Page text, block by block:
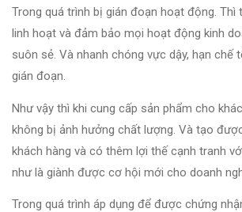
Trong quá trình bị gián đoạn hoạt động.
linh hoạt và đảm bảo mọi hoạt động kinh
suôn sẻ. Và nhanh chóng vực dậy, hạn chế
gián đoạn.
Như vậy thì khi cung cấp sản phẩm cho
không bị ảnh hưởng chất lượng. Và tạo
khách hàng và có thêm lợi thế cạnh tranh
như là giành được cơ hội mới cho doanh
Trong quá trình áp dụng để được chứng